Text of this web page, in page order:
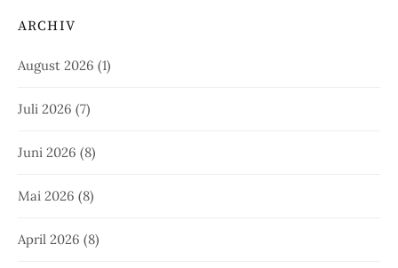
ARCHIV
August 2026 (1)
Juli 2026 (7)
Juni 2026 (8)
Mai 2026 (8)
April 2026 (8)